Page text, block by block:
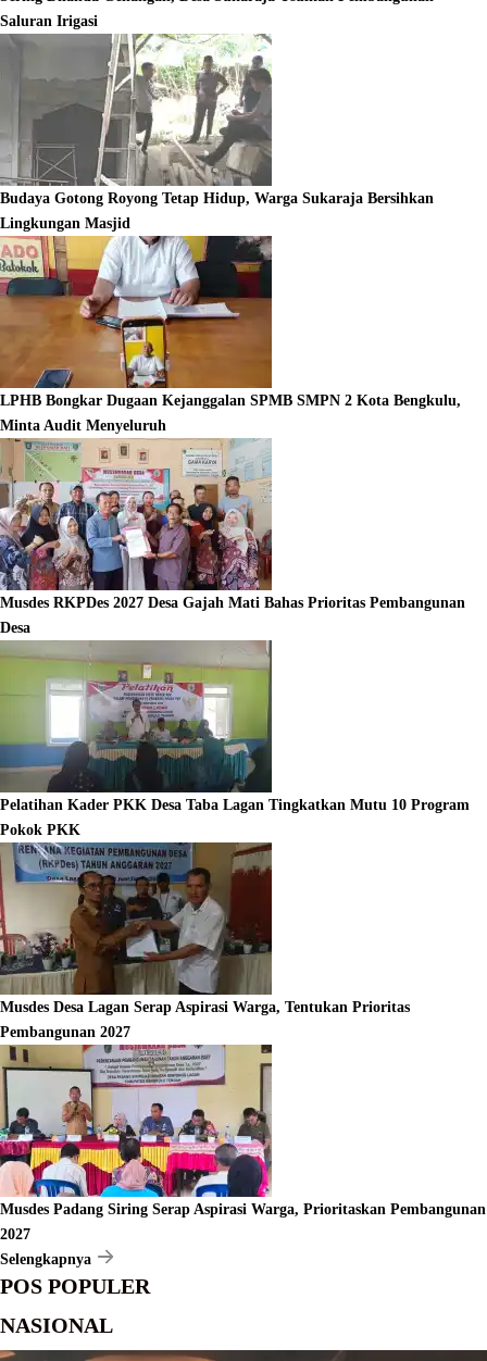
Saluran Irigasi
Budaya Gotong Royong Tetap Hidup, Warga Sukaraja Bersihkan
Lingkungan Masjid
LPHB Bongkar Dugaan Kejanggalan SPMB SMPN 2 Kota Bengkulu,
Minta Audit Menyeluruh
Musdes RKPDes 2027 Desa Gajah Mati Bahas Prioritas Pembangunan
Desa
Pelatihan Kader PKK Desa Taba Lagan Tingkatkan Mutu 10 Program
Pokok PKK
Musdes Desa Lagan Serap Aspirasi Warga, Tentukan Prioritas
Pembangunan 2027
Musdes Padang Siring Serap Aspirasi Warga, Prioritaskan Pembangunan
2027
Selengkapnya
POS POPULER
NASIONAL